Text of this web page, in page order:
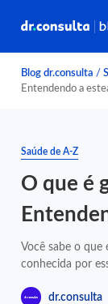
Blog dr.consulta /
Entendendo a
Saúde de A-Z
O que é
Você sabe o que
conhecida por
dr.consulta